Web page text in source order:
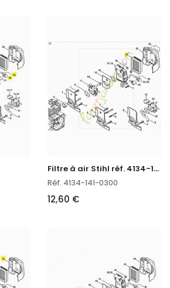
F
iltre à air Stihl réf. 4134-141-0300
Réf. 4134-141-0300
12,60 €